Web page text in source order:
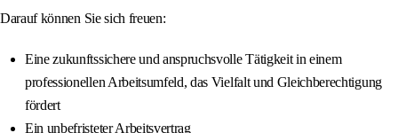
Darauf können Sie sich freuen:
Eine zukunftssichere und anspruchsvolle Tätigkeit in einem
professionellen Arbeitsumfeld, das Vielfalt und Gleichberechtigung
fördert
Ein unbefristeter Arbeitsvertrag